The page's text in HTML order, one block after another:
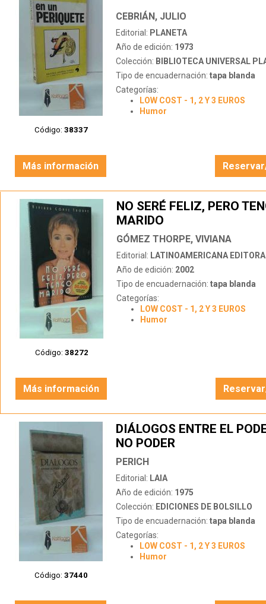
Código: 38337
CEBRIÁN, JULIO
Editorial: PLANETA
Año de edición: 1973
Colección: BIBLIOTECA UNIVERSAL
Tipo de encuadernación: tapa blanda
Categorías:
LOW COST - 1, 2 Y 3 EUROS
Humor
Más información
Código: 38272
NO SERÉ FELIZ, PERO
MARIDO
GÓMEZ THORPE, VIVIANA
Editorial: LATINOAMERICANA EDITORA
Año de edición: 2002
Tipo de encuadernación: tapa blanda
Categorías:
LOW COST - 1, 2 Y 3 EUROS
Humor
Más información
Código: 37440
DIÁLOGOS ENTRE EL
NO PODER
PERICH
Editorial: LAIA
Año de edición: 1975
Colección: EDICIONES DE BOLSILLO
Tipo de encuadernación: tapa blanda
Categorías:
LOW COST - 1, 2 Y 3 EUROS
Humor